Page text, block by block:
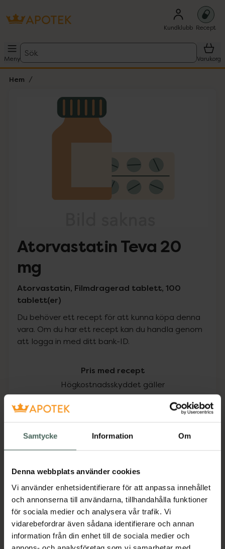
Samtycke Information Om
Denna webbplats använder cookies
Vi använder enhetsidentifierare för att anpassa innehållet
och annonserna till användarna, tillhandahålla funktioner
för sociala medier och analysera vår trafik. Vi
vidarebefordrar även sådana identifierare och annan
information från din enhet till de sociala medier och
Kundklubb Recept
Meny
Sök
Varukorg
Hem
Lista: . Innehåller 1 objekt.
Atorvastatin Teva 20
mg
Atorvastatin, Filmdragerad tablett, 100
tablett(er)
Du behöver ett recept för att kunna köpa denna
vara. Om du har ett recept kan du handla genom
att logga in med ditt bank-ID.
Pris med recept
Högkostnadsskyddet gäller
208,49 kr
I apotek: 208,49 kr
Aktuella erbjudanden
Beskrivning Dölj